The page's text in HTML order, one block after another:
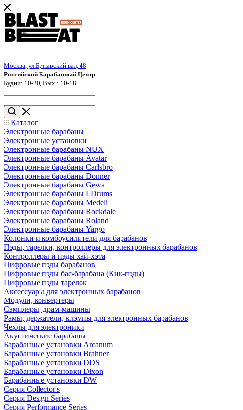
Москва, ул.Бутырский вал, 48
Российский Барабанный Центр
Будни: 10-20, Вых.: 10-18
Каталог
Электронные барабаны
Электронные установки
Электронные барабаны NUX
Электронные барабаны Avatar
Электронные барабаны Carlsbro
Электронные барабаны Donner
Электронные барабаны Gewa
Электронные барабаны LDrums
Электронные барабаны Medeli
Электронные барабаны Rockdale
Электронные барабаны Roland
Электронные барабаны Yargo
Колонки и комбоусилители для барабанов
Пэды, тарелки, контроллеры для электронных барабанов
Контроллеры и пэды хай-хэта
Цифровые пэды барабанов
Цифровые пэды бас-барабана (Кик-пэды)
Цифровые пэды тарелок
Аксессуары для электронных барабанов
Модули, конвертеры
Сэмплеры, драм-машины
Рамы, держатели, клэмпы для электронных барабанов
Чехлы для электроники
Акустические барабаны
Барабанные установки Arcanum
Барабанные установки Brahner
Барабанные установки DDS
Барабанные установки Dixon
Барабанные установки DW
Серия Collector's
Серия Design Series
Серия Performance Series